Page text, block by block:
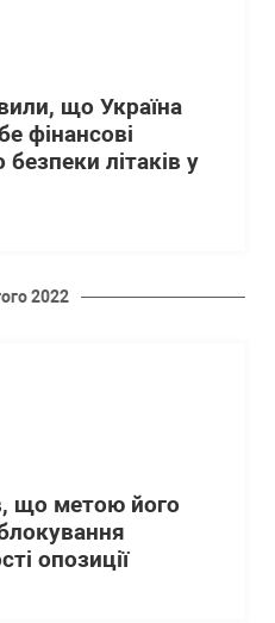
що Україна
фінансові
літаків у
2022
що метою його
опозиції